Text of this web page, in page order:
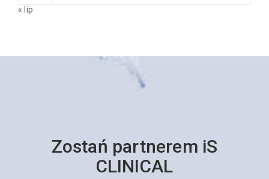
« lip
Zostań partnerem iS
CLINICAL